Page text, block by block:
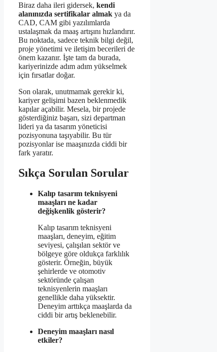
Biraz daha ileri gidersek, kendi
alanınızda sertifikalar almak ya da
CAD, CAM gibi yazılımlarda
ustalaşmak da maaş artışını hızlandırır.
Bu noktada, sadece teknik bilgi değil,
proje yönetimi ve iletişim becerileri de
önem kazanır. İşte tam da burada,
kariyerinizde adım adım yükselmek
için fırsatlar doğar.
Son olarak, unutmamak gerekir ki,
kariyer gelişimi bazen beklenmedik
kapılar açabilir. Mesela, bir projede
gösterdiğiniz başarı, sizi departman
lideri ya da tasarım yöneticisi
pozisyonuna taşıyabilir. Bu tür
pozisyonlar ise maaşınızda ciddi bir
fark yaratır.
Sıkça Sorulan Sorular
Kalıp tasarım teknisyeni
maaşları ne kadar
değişkenlik gösterir?
Kalıp tasarım teknisyeni
maaşları, deneyim, eğitim
seviyesi, çalışılan sektör ve
bölgeye göre oldukça farklılık
gösterir. Örneğin, büyük
şehirlerde ve otomotiv
sektöründe çalışan
teknisyenlerin maaşları
genellikle daha yüksektir.
Deneyim arttıkça maaşlarda da
ciddi bir artış beklenebilir.
Deneyim maaşları nasıl
etkiler?